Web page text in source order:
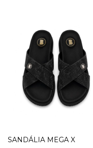
SANDÁLIA MEGA X